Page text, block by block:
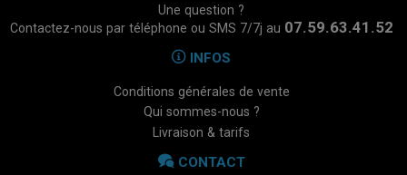
Une question ?
Contactez-nous par téléphone ou SMS 7/7j au 07.59.63.41.52
INFOS
Conditions générales de vente
Qui sommes-nous ?
Livraison & tarifs
CONTACT